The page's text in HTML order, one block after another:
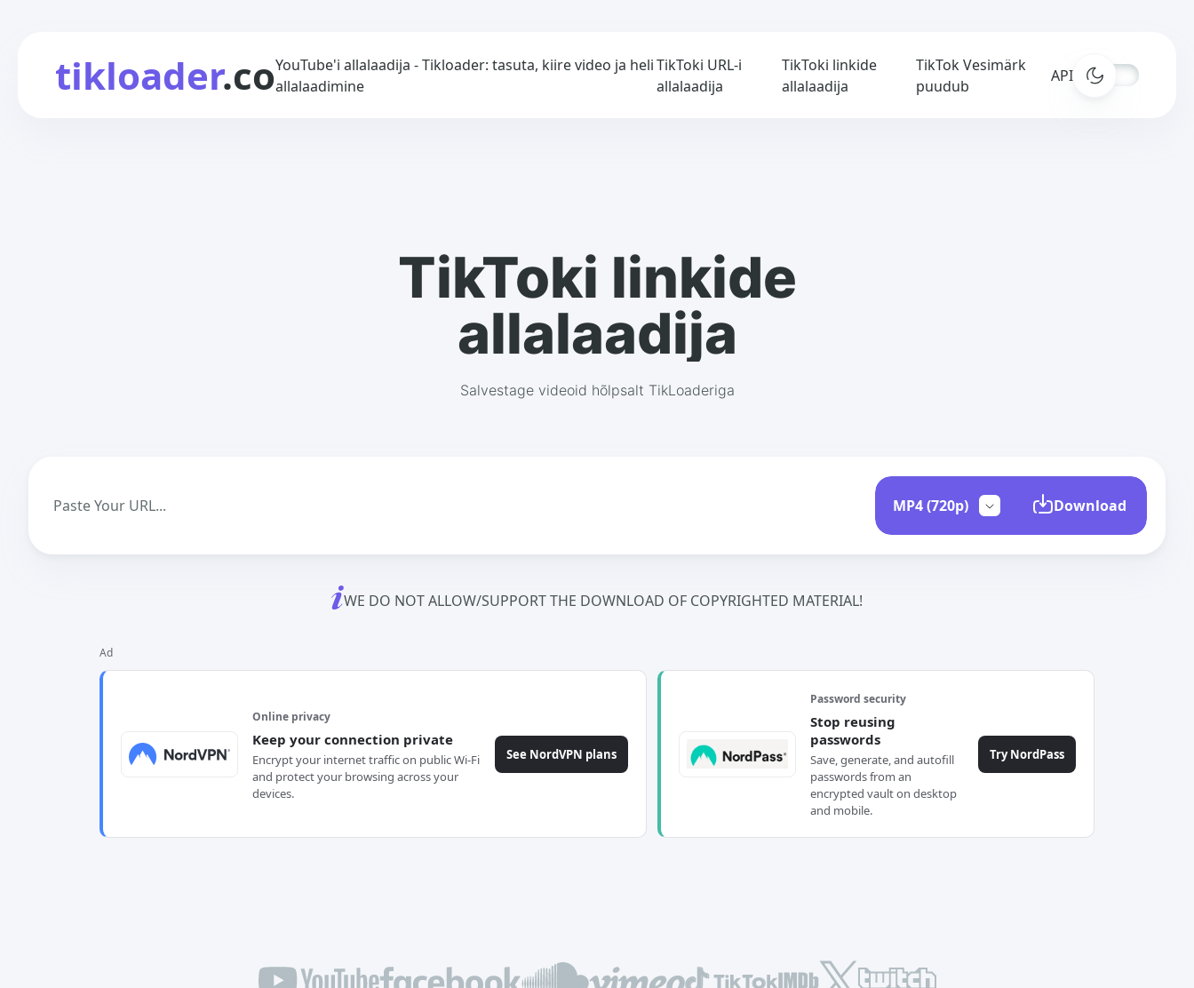
tikloader.coYouTube'i allalaadija - Tikloader: tasuta, kiire video ja heli
allalaadimine
TikToki URL-i
allalaadija
TikToki linkide
allalaadija
TikTok Vesimärk
puudub
APIs
TikToki linkide
allalaadija
Salvestage videoid hõlpsalt TikLoaderiga
Download
WE DO NOT ALLOW/SUPPORT THE DOWNLOAD OF COPYRIGHTED MATERIAL!
Ad
Online privacy
Keep your connection private
Encrypt your internet traffic on public Wi-Fi
and protect your browsing across your
devices.
See NordVPN plans
Password security
Stop reusing
passwords
Save, generate, and autofill
passwords from an
encrypted vault on desktop
and mobile.
Try NordPass